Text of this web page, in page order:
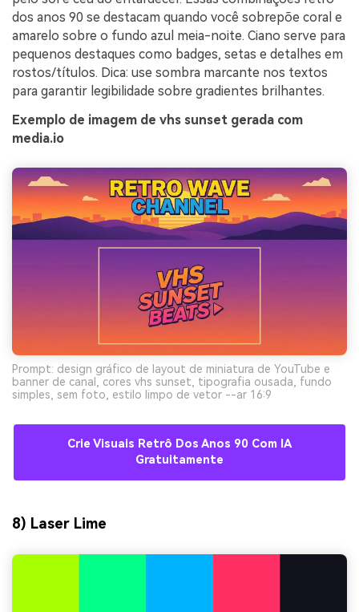
dos anos 90 se destacam quando você sobrepõe coral e
amarelo sobre o fundo azul meia-noite. Ciano serve para
pequenos destaques como badges, setas e detalhes em
rostos/títulos. Dica: use sombra marcante nos textos
para garantir legibilidade sobre gradientes brilhantes.
Exemplo de imagem de vhs sunset gerada com
media.io
Prompt: design gráfico de layout de miniatura de YouTube e
banner de canal, cores vhs sunset, tipografia ousada, fundo
simples, sem foto, estilo limpo de vetor --ar 16:9
Crie Visuais Retrô Dos Anos 90 Com IA
Gratuitamente
8) Laser Lime